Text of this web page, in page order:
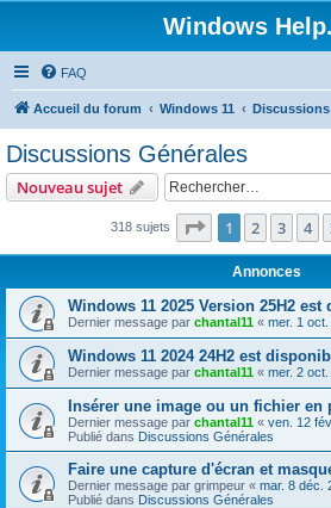
Windows
FAQ
Accueil du forum Windows 11 Discussions
Discussions Générales
Nouveau sujet
318 sujets Page 1sur13
1 2 3 4
Annonces
Windows 11 2025 Version 25H2
Dernier message par chantal11 « mer. 1
Windows 11 2024 24H2 est
Dernier message par chantal11 « mer. 2
Insérer une image ou un fichier en
Dernier message par chantal11 « ven. 12
Publié dans Discussions Générales
Faire une capture d'écran et
Dernier message par grimpeur « mar. 8 déc.
Publié dans Discussions Générales